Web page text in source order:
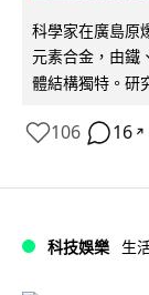
科學家在廣島原
元素合金，由鐵
體結構獨特。研
106 16 ↗
科技娛樂 生